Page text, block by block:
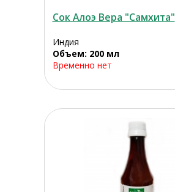
Сок Алоэ Вера "Самхита"
Индия
Объем: 200 мл
Временно нет